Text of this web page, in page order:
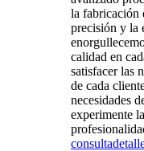
la fabricación
precisión y la
calidad en
satisfacer las
de cada
necesidades
experimente
consulta